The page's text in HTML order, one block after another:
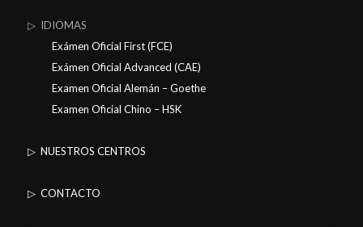
▷ IDIOMAS
Exámen Oficial First (FCE)
Exámen Oficial Advanced (CAE)
Examen Oficial Alemán – Goethe
Examen Oficial Chino – HSK
▷ NUESTROS CENTROS
▷ CONTACTO